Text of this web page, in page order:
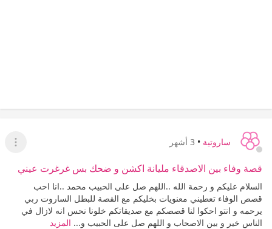
ساروتية • 3 أشهر
عرض
قصة وفاء بين الاصدقاء مليانة اكشن و ضحك بس غرغرت عيني
السلام عليكم و رحمة الله ..اللهم صل على الحبيب محمد ..انا احب
قصص الوفاء تعطيني معنويات بخليكم مع القصة للبطل الساروت ربي
يرحمه و انتو احكوا لنا قصصكم مع صديقاتكم خلونا نحس انه لازال في
الناس خير و بين الاصحاب و اللهم صل على الحبيب و... المزيد